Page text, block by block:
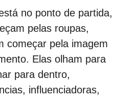
no ponto de partida,
pelas roupas,
começar pela imagem
Elas olham para
para dentro,
influenciadoras,